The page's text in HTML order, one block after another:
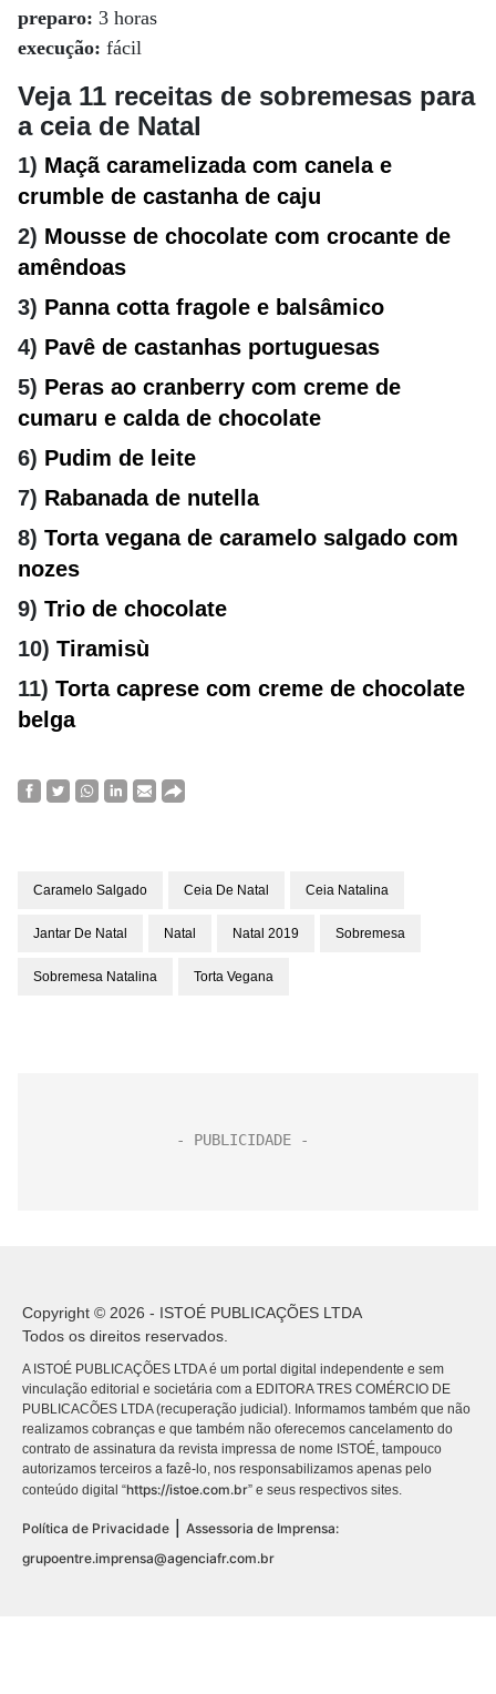
preparo: 3 horas
execução: fácil
Veja 11 receitas de sobremesas para
a ceia de Natal
1) Maçã caramelizada com canela e
crumble de castanha de caju
2) Mousse de chocolate com crocante de
amêndoas
3) Panna cotta fragole e balsâmico
4) Pavê de castanhas portuguesas
5) Peras ao cranberry com creme de
cumaru e calda de chocolate
6) Pudim de leite
7) Rabanada de nutella
8) Torta vegana de caramelo salgado com
nozes
9) Trio de chocolate
10) Tiramisù
11) Torta caprese com creme de chocolate
belga
Caramelo Salgado Ceia De Natal Ceia Natalina
Jantar De Natal Natal Natal 2019 Sobremesa
Sobremesa Natalina Torta Vegana
Copyright © 2026 - ISTOÉ PUBLICAÇÕES LTDA
Todos os direitos reservados.
A ISTOÉ PUBLICAÇÕES LTDA é um portal digital independente e sem
vinculação editorial e societária com a EDITORA TRES COMÉRCIO DE
PUBLICACÕES LTDA (recuperação judicial). Informamos também que não
realizamos cobranças e que também não oferecemos cancelamento do
contrato de assinatura da revista impressa de nome ISTOÉ, tampouco
autorizamos terceiros a fazê-lo, nos responsabilizamos apenas pelo
conteúdo digital “https://istoe.com.br” e seus respectivos sites.
Política de Privacidade
Assessoria de Imprensa:
grupoentre.imprensa@agenciafr.com.br